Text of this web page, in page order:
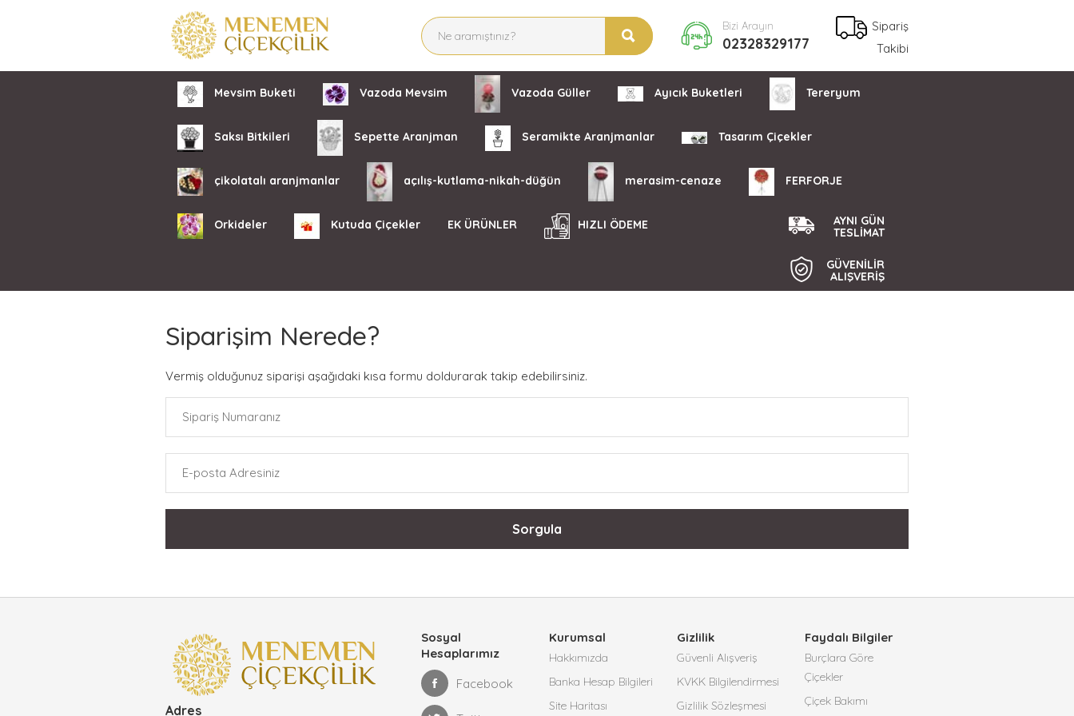
Sipariş
Takibi
Bizi Arayın
02328329177
Mevsim Buketi Vazoda Mevsim Vazoda Güller Ayıcık Buketleri Tereryum
Saksı Bitkileri Sepette Aranjman Seramikte Aranjmanlar Tasarım Çiçekler
çikolatalı aranjmanlar açılış-kutlama-nikah-düğün merasim-cenaze FERFORJE
Orkideler Kutuda Çiçekler EK ÜRÜNLER HIZLI ÖDEME
AYNI GÜN
TESLİMAT
GÜVENİLİR
ALIŞVERİŞ
Siparişim Nerede?
Vermiş olduğunuz siparişi aşağıdaki kısa formu doldurarak takip edebilirsiniz.
Sorgula
Adres
Sosyal
Hesaplarımız
Facebook
Kurumsal
Hakkımızda
Banka Hesap Bilgileri
Site Haritası
Gizlilik
Güvenli Alışveriş
KVKK Bilgilendirmesi
Gizlilik Sözleşmesi
Faydalı Bilgiler
Burçlara Göre
Çiçekler
Çiçek Bakımı